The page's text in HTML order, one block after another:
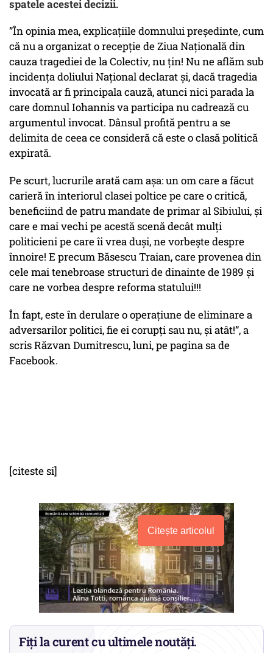
spatele acestei decizii.
”În opinia mea, explicațiile domnului președinte, cum
că nu a organizat o recepție de Ziua Națională din
cauza tragediei de la Colectiv, nu țin! Nu ne aflăm sub
incidența doliului Național declarat și, dacă tragedia
invocată ar fi principala cauză, atunci nici parada la
care domnul Iohannis va participa nu cadrează cu
argumentul invocat. Dânsul profită pentru a se
delimita de ceea ce consideră că este o clasă politică
expirată.
Pe scurt, lucrurile arată cam așa: un om care a făcut
carieră în interiorul clasei poltice pe care o critică,
beneficiind de patru mandate de primar al Sibiului, și
care e mai vechi pe acestă scenă decât mulți
politicieni pe care îi vrea duși, ne vorbește despre
înnoire! E precum Băsescu Traian, care provenea din
cele mai tenebroase structuri de dinainte de 1989 și
care ne vorbea despre reforma statului!!!
În fapt, este în derulare o operațiune de eliminare a
adversarilor politici, fie ei corupți sau nu, și atât!”, a
scris Răzvan Dumitrescu, luni, pe pagina sa de
Facebook.
[citeste si]
Citește articolul
Fiți la curent cu ultimele noutăți.